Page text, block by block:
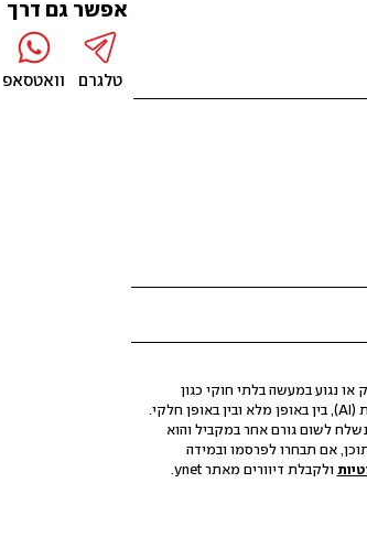
נגוע במעשה בלתי חוקי כגון
הסגת גבול ופגיעה בפרטיות. התוכן לא הופק, לא נערך ולא עבר כל עיבוד באמצעות בינה מלאכותית (AI), בין באופן מלא ובין באופן חלקי.
לשום גורם אחר במקביל והוא
אם תבחרו לפרסמו ובמידה
ולקבלת דיוורים מאתר ynet.
אפשר גם דרך
טלגרם וואטסאפ